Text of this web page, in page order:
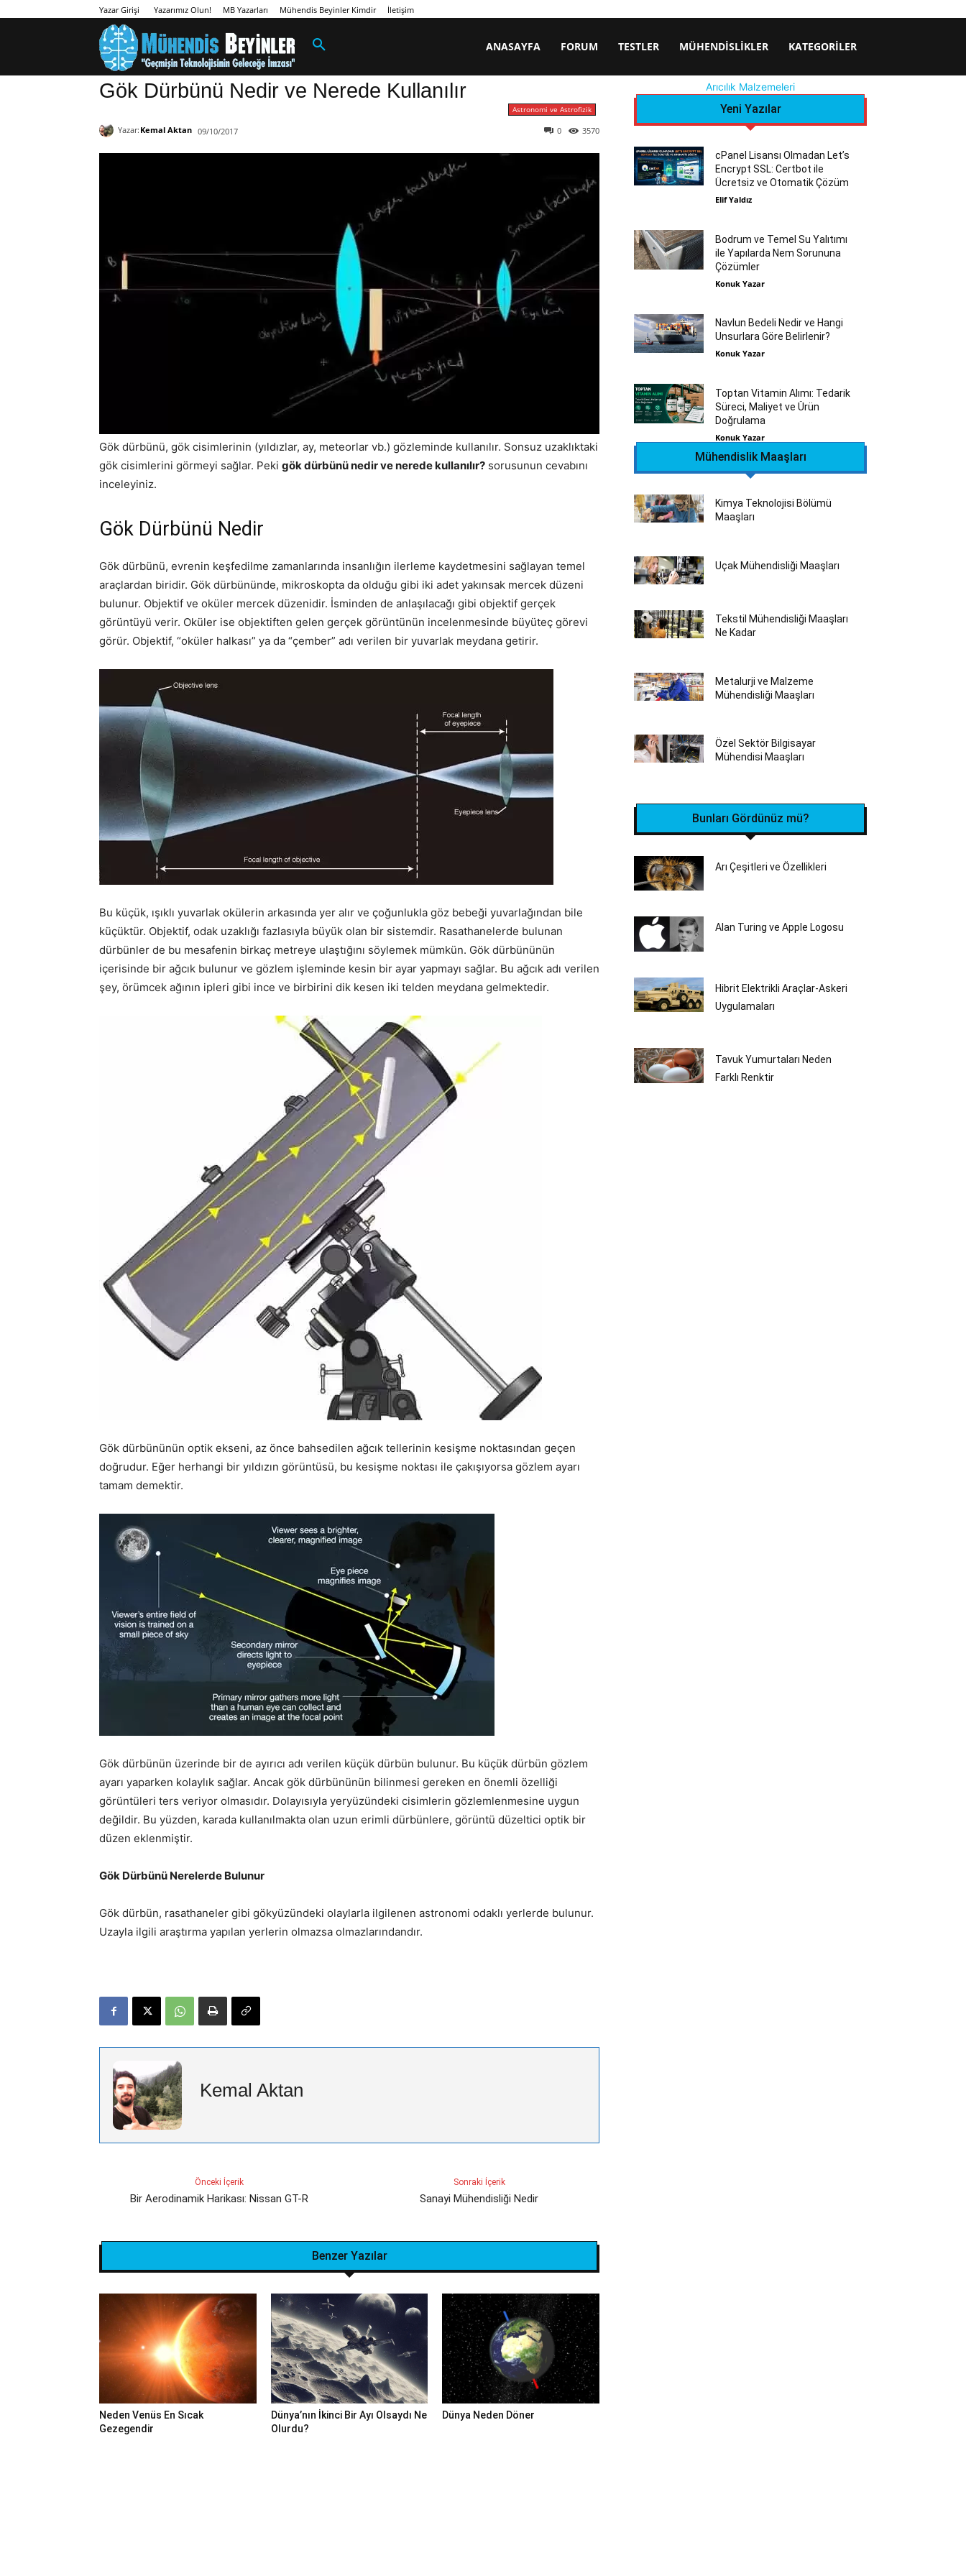
Yazar Girişi Yazarımız Olun! MB Yazarları Mühendis Beyinler Kimdir İletişim
ANASAYFA FORUM TESTLER MÜHENDISLIKLER KATEGORILER
Gök Dürbünü Nedir ve Nerede Kullanılır
Astronomi ve Astrofizik
Yazar: Kemal Aktan 09/10/2017 3570
0
Gök dürbünü, gök cisimlerinin (yıldızlar, ay, meteorlar vb.) gözleminde kullanılır. Sonsuz uzaklıktaki
gök cisimlerini görmeyi sağlar. Peki gök dürbünü nedir ve nerede kullanılır? sorusunun cevabını
inceleyiniz.
Gök Dürbünü Nedir
Gök dürbünü, evrenin keşfedilme zamanlarında insanlığın ilerleme kaydetmesini sağlayan temel
araçlardan biridir. Gök dürbününde, mikroskopta da olduğu gibi iki adet yakınsak mercek düzeni
bulunur. Objektif ve oküler mercek düzenidir. İsminden de anlaşılacağı gibi objektif gerçek
görüntüyü verir. Oküler ise objektiften gelen gerçek görüntünün incelenmesinde büyüteç görevi
görür. Objektif, “oküler halkası” ya da “çember” adı verilen bir yuvarlak meydana getirir.
Bu küçük, ışıklı yuvarlak okülerin arkasında yer alır ve çoğunlukla göz bebeği yuvarlağından bile
küçüktür. Objektif, odak uzaklığı fazlasıyla büyük olan bir sistemdir. Rasathanelerde bulunan
dürbünler de bu mesafenin birkaç metreye ulaştığını söylemek mümkün. Gök dürbününün
içerisinde bir ağcık bulunur ve gözlem işleminde kesin bir ayar yapmayı sağlar. Bu ağcık adı verilen
şey, örümcek ağının ipleri gibi ince ve birbirini dik kesen iki telden meydana gelmektedir.
Gök dürbününün optik ekseni, az önce bahsedilen ağcık tellerinin kesişme noktasından geçen
doğrudur. Eğer herhangi bir yıldızın görüntüsü, bu kesişme noktası ile çakışıyorsa gözlem ayarı
tamam demektir.
Gök dürbünün üzerinde bir de ayırıcı adı verilen küçük dürbün bulunur. Bu küçük dürbün gözlem
ayarı yaparken kolaylık sağlar. Ancak gök dürbününün bilinmesi gereken en önemli özelliği
görüntüleri ters veriyor olmasıdır. Dolayısıyla yeryüzündeki cisimlerin gözlemlenmesine uygun
değildir. Bu yüzden, karada kullanılmakta olan uzun erimli dürbünlere, görüntü düzeltici optik bir
düzen eklenmiştir.
Gök Dürbünü Nerelerde Bulunur
Gök dürbün, rasathaneler gibi gökyüzündeki olaylarla ilgilenen astronomi odaklı yerlerde bulunur.
Uzayla ilgili araştırma yapılan yerlerin olmazsa olmazlarındandır.
Kemal Aktan
Önceki İçerik
Bir Aerodinamik Harikası: Nissan GT-R
Sonraki İçerik
Sanayi Mühendisliği Nedir
Benzer Yazılar
Neden Venüs En Sıcak
Gezegendir
Dünya’nın İkinci Bir Ayı Olsaydı Ne
Olurdu?
Dünya Neden Döner
Arıcılık Malzemeleri
Yeni Yazılar
cPanel Lisansı Olmadan Let’s
Encrypt SSL: Certbot ile
Ücretsiz ve Otomatik Çözüm
Elif Yaldız
Bodrum ve Temel Su Yalıtımı
ile Yapılarda Nem Sorununa
Çözümler
Konuk Yazar
Navlun Bedeli Nedir ve Hangi
Unsurlara Göre Belirlenir?
Konuk Yazar
Toptan Vitamin Alımı: Tedarik
Süreci, Maliyet ve Ürün
Doğrulama
Konuk Yazar
Mühendislik Maaşları
Kimya Teknolojisi Bölümü
Maaşları
Uçak Mühendisliği Maaşları
Tekstil Mühendisliği Maaşları
Ne Kadar
Metalurji ve Malzeme
Mühendisliği Maaşları
Özel Sektör Bilgisayar
Mühendisi Maaşları
Bunları Gördünüz mü?
Arı Çeşitleri ve Özellikleri
Alan Turing ve Apple Logosu
Hibrit Elektrikli Araçlar-Askeri
Uygulamaları
Tavuk Yumurtaları Neden
Farklı Renktir